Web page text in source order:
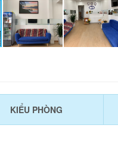
KIỂU PHÒNG